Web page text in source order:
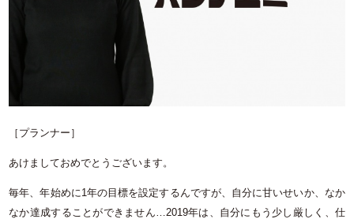
［プランナー］
あけましておめでとうございます。
毎年、年始めに 1 年の目標を設定するんですが、自分に甘いせいか、なか
なか達成することができません… 2019年は、自分にもう少し厳しく、仕